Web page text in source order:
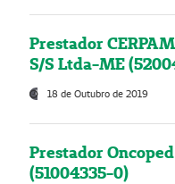
Prestador
S/S Ltda-ME
18 de Outubro de 2019
Prestador
(51004335-0)